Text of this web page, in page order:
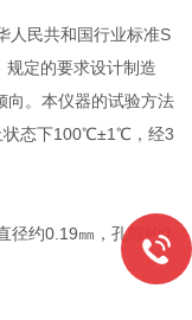
人民共和国行业标准S
定的要求设计制造
向。本仪器的试验方法
状态下100℃±1℃，经3
约0.19㎜，孔隙约0.